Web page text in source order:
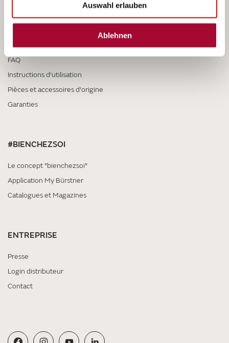
Auswahl erlauben
Ablehnen
SERVICE
Service-Center
FAQ
Instructions d'utilisation
Pièces et accessoires d'origine
Garanties
#BIENCHEZSOI
Le concept "bienchezsoi"
Application My Bürstner
Catalogues et Magazines
ENTREPRISE
Presse
Login distributeur
Contact